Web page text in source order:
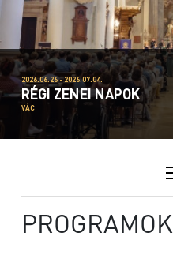
2026.06.26 - 2026.07.04.
RÉGI ZENEI NAPOK
VÁC
PROGRAMOK